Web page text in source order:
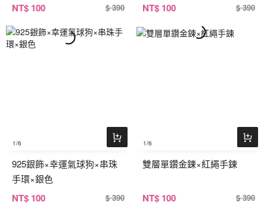
NT$ 100 $ 390 NT$ 100 $ 390
1/6
925銀飾×幸運氣球狗×串珠
手環×銀色
NT$ 100 $ 390
1/6
雙層單鑽金鍊×紅繩手鍊
NT$ 100 $ 390